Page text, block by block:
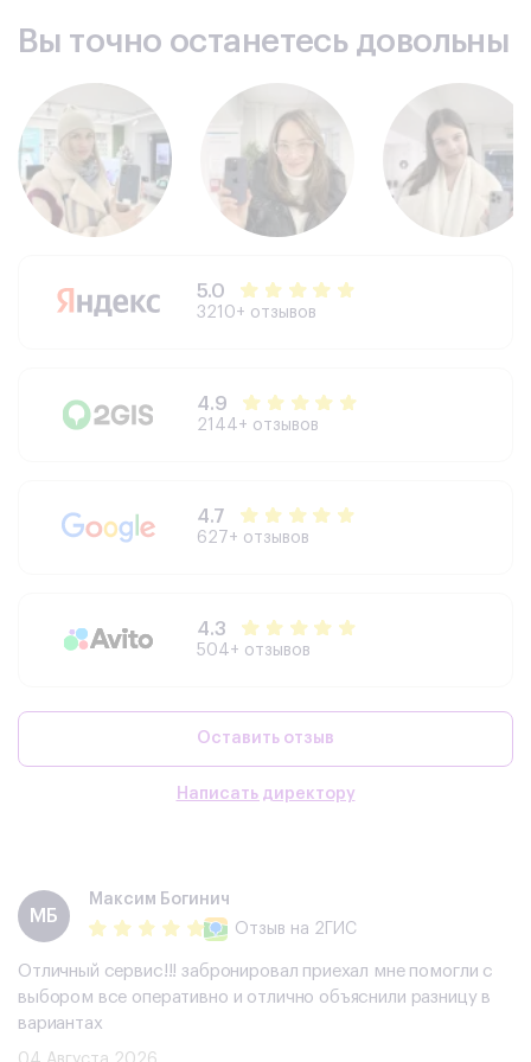
Вы точно останетесь довольны
5.0
3210+ отзывов
4.9
2144+ отзывов
4.7
627+ отзывов
4.3
504+ отзывов
Оставить отзыв
Написать директору
МБ
Максим Богинич
Отзыв на 2ГИС
Отличный сервис!!! забронировал приехал мне помогли с
выбором все оперативно и отлично объяснили разницу в
вариантах